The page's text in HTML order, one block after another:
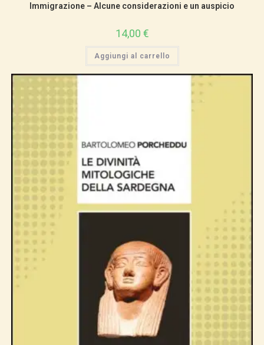
Immigrazione – Alcune considerazioni e un auspicio
14,00 €
Aggiungi al carrello